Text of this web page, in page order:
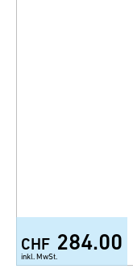
CHF 284.00
inkl. MwSt.